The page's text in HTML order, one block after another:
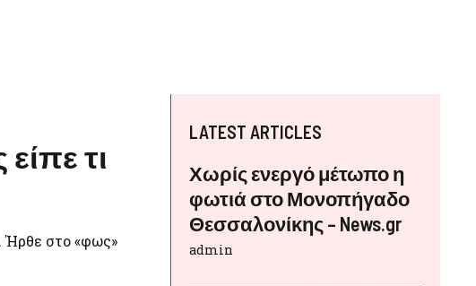
τι
. Ήρθε στο «φως»
LATEST ARTICLES
Χωρίς ενεργό μέτωπο η
φωτιά στο Μονοπήγαδο
Θεσσαλονίκης – News.gr
admin